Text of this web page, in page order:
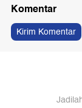
Komentar
Kirim Komentar